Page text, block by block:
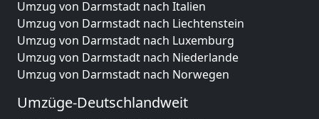
Umzug von Darmstadt nach Italien
Umzug von Darmstadt nach Liechtenstein
Umzug von Darmstadt nach Luxemburg
Umzug von Darmstadt nach Niederlande
Umzug von Darmstadt nach Norwegen
Umzüge-Deutschlandweit